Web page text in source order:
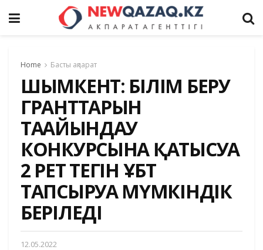
Home Басты ақпарат
ШЫМКЕНТ: БІЛІМ БЕРУ
ГРАНТТАРЫН
ТАҒАЙЫНДАУ
КОНКУРСЫНА ҚАТЫСУҒА
2 РЕТ ТЕГІН ҰБТ
ТАПСЫРУҒА МҮМКІНДІК
БЕРІЛЕДІ
12.05.2022